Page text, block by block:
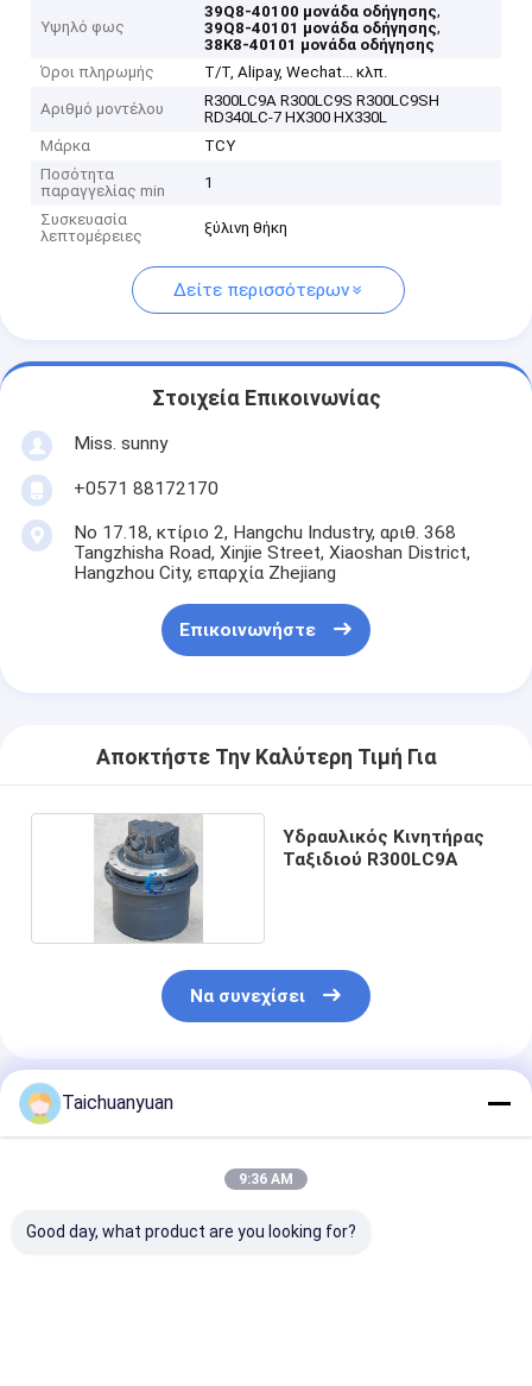
Υψηλό φως
39Q8-40100 μονάδα οδήγησης,
39Q8-40101 μονάδα οδήγησης,
38K8-40101 μονάδα οδήγησης
Όροι πληρωμής
T/T, Alipay, Wechat... κλπ.
Αριθμό μοντέλου
R300LC9A R300LC9S R300LC9SH
RD340LC-7 HX300 HX330L
Μάρκα
TCY
Ποσότητα
παραγγελίας min
1
Συσκευασία
λεπτομέρειες
ξύλινη θήκη
Δείτε περισσότερων
Στοιχεία Επικοινωνίας
Miss. sunny
+0571 88172170
Νο 17.18, κτίριο 2, Hangchu Industry, αριθ. 368
Tangzhisha Road, Xinjie Street, Xiaoshan District,
Hangzhou City, επαρχία Zhejiang
Επικοινωνήστε
Αποκτήστε Την Καλύτερη Τιμή Για
Υδραυλικός Κινητήρας
Ταξιδιού R300LC9A
Να συνεχίσει
Συνιστώμενα Προϊόντα
Taichuanyuan
9:36 AM
Good day, what product are you looking for?